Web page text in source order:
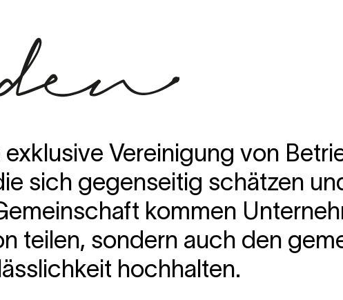
Vereinigung von
sich gegenseitig schätzen
kommen
teilen, sondern auch den
hochhalten.